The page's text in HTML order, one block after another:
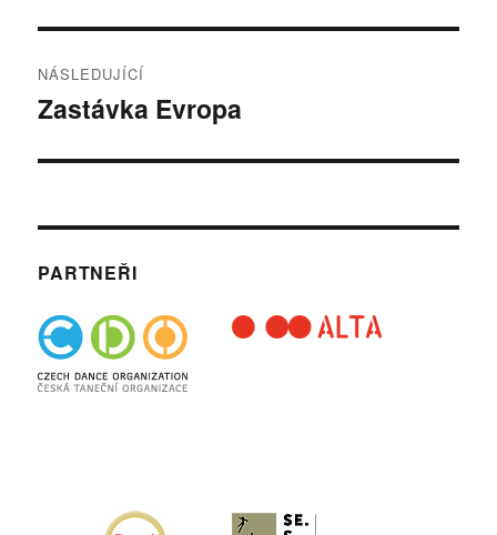
NÁSLEDUJÍCÍ
Následující
Zastávka Evropa
PARTNEŘI